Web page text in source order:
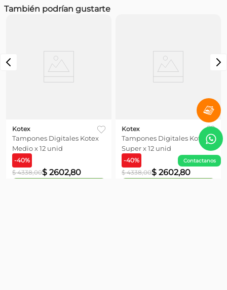
Contactanos
También podrían gustarte
Kotex
Tampones Digitales Kotex
Medio x 12 unid
-40%
$ 4338,00$ 2602,80
Kotex
Tampones Digitales Kotex
Super x 12 unid
-40%
$ 4338,00$ 2602,80